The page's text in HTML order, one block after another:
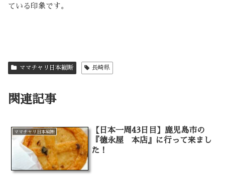
ている印象です。
ママチャリ日本縦断 長崎県
関連記事
ママチャリ日本縦断
【日本一周43日目】鹿児島市の
『徳永屋 本店』に行って来まし
た！